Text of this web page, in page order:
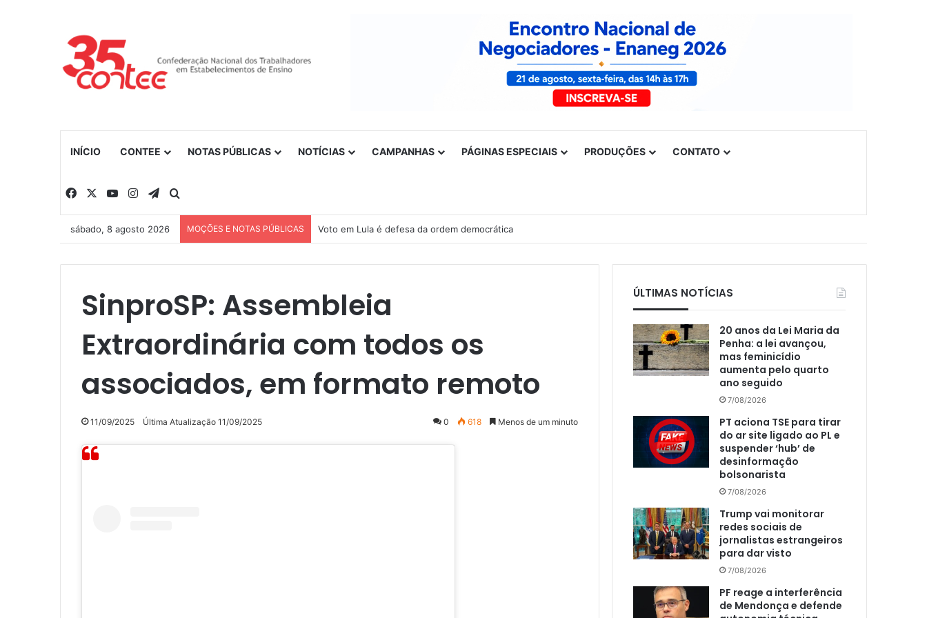
INÍCIO CONTEE NOTAS PÚBLICAS NOTÍCIAS CAMPANHAS PÁGINAS ESPECIAIS PRODUÇÕES CONTATO
Facebook YouTubeInstagramTelegram
sábado, 8 agosto 2026 MOÇÕES E NOTAS PÚBLICAS Voto em Lula é defesa da ordem democrática
SinproSP: Assembleia
Extraordinária com todos os
associados, em formato remoto
11/09/2025 Última Atualização 11/09/2025 0 618 Menos de um minuto
ÚLTIMAS NOTÍCIAS
20 anos da Lei Maria da
Penha: a lei avançou,
mas feminicídio
aumenta pelo quarto
ano seguido
7/08/2026
PT aciona TSE para tirar
do ar site ligado ao PL e
suspender ‘hub’ de
desinformação
bolsonarista
7/08/2026
Trump vai monitorar
redes sociais de
jornalistas estrangeiros
para dar visto
7/08/2026
PF reage a interferência
de Mendonça e defende